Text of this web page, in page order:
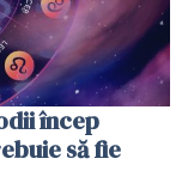
încep
să fie